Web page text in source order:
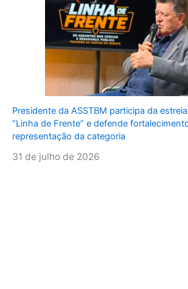
Presidente da ASSTBM participa da
“Linha de Frente” e defende
representação da categoria
31 de julho de 2026